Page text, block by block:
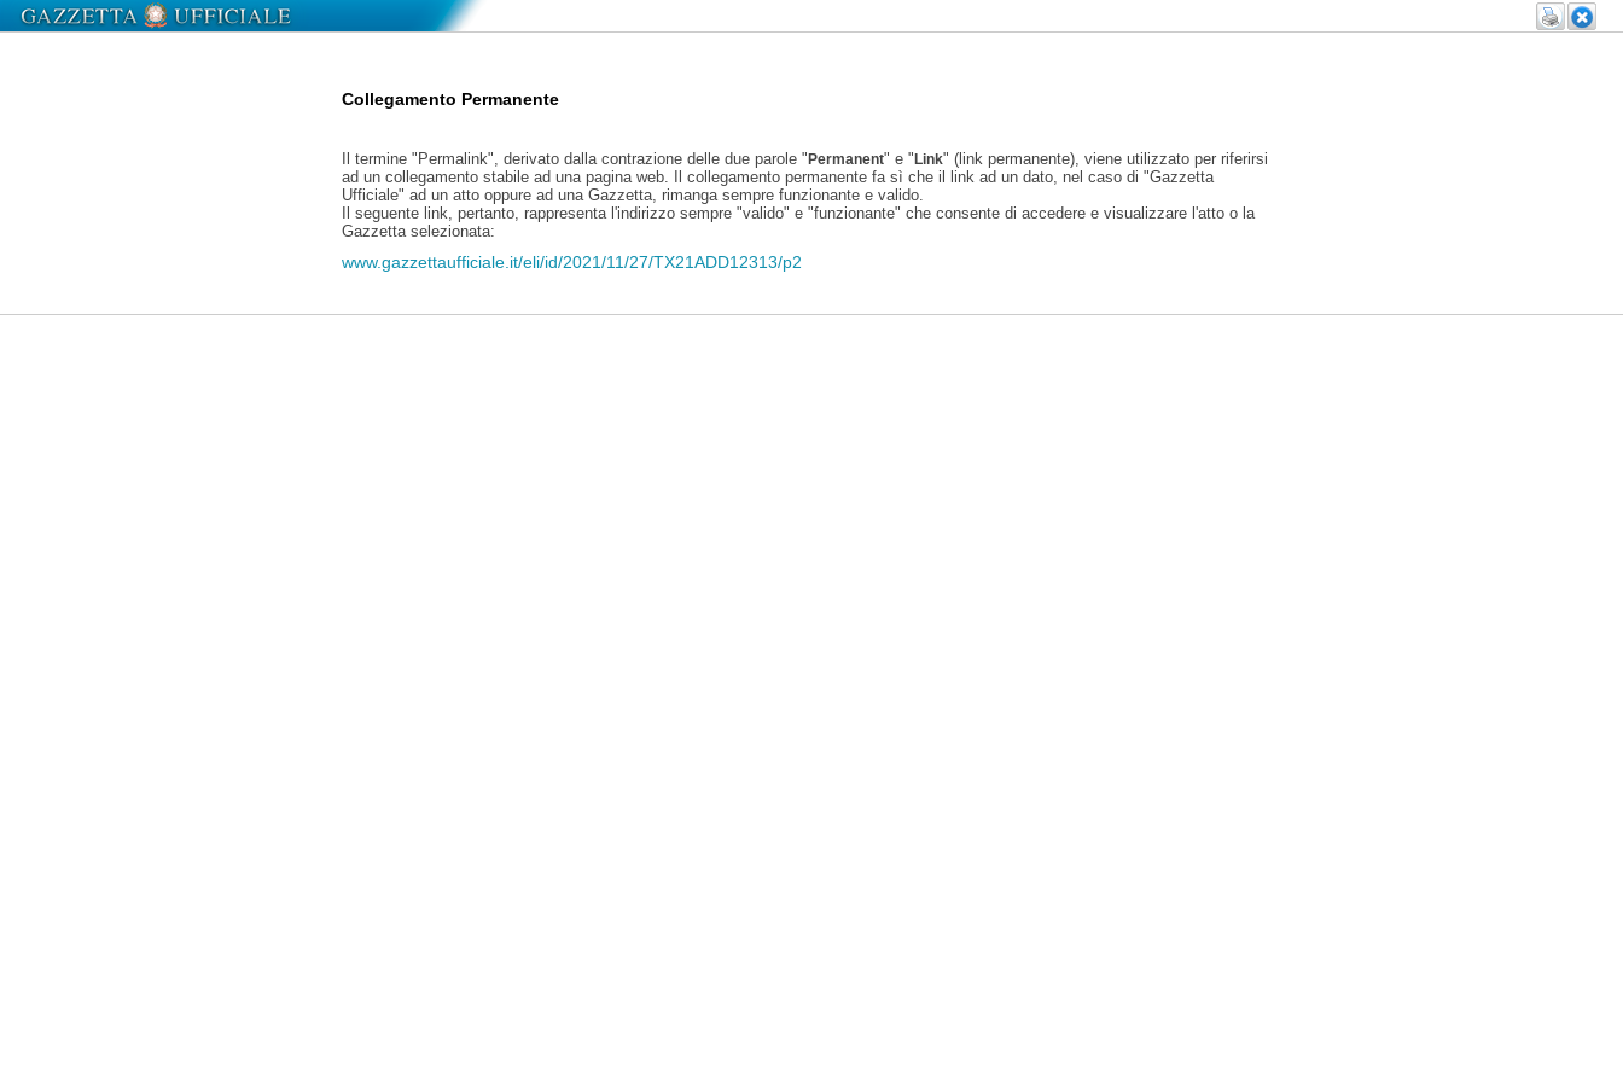
Collegamento Permanente
Il termine "Permalink", derivato dalla contrazione delle due parole "Permanent" e "Link" (link permanente), viene utilizzato per riferirsi
ad un collegamento stabile ad una pagina web. Il collegamento permanente fa sì che il link ad un dato, nel caso di "Gazzetta
Ufficiale" ad un atto oppure ad una Gazzetta, rimanga sempre funzionante e valido.
Il seguente link, pertanto, rappresenta l'indirizzo sempre "valido" e "funzionante" che consente di accedere e visualizzare l'atto o la
Gazzetta selezionata:
www.gazzettaufficiale.it/eli/id/2021/11/27/TX21ADD12313/p2